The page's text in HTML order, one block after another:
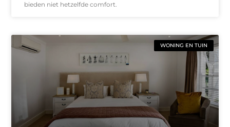
bieden niet hetzelfde comfort.
WONING EN TUIN